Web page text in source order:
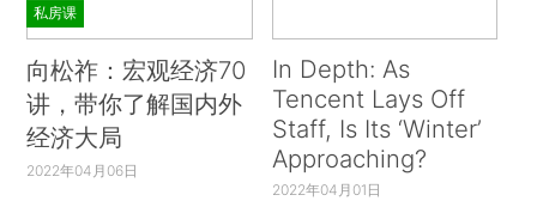
私房课
向松祚：宏观经济70
讲，带你了解国内外
经济大局
2022年04月06日
In Depth: As
Tencent Lays Off
Staff, Is Its ‘Winter’
Approaching?
2022年04月01日